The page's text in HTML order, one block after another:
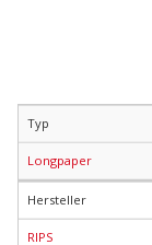
Typ
Longpaper
Hersteller
RIPS